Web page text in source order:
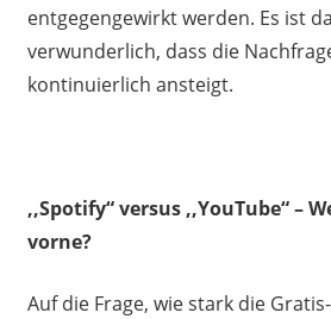
entgegengewirkt werden. Es ist
verwunderlich, dass die
kontinuierlich ansteigt.
,,Spotify“ versus ,,YouTube“ –
vorne?
Auf die Frage, wie stark die